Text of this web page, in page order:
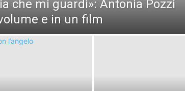
che mi guardi»: Antonia Pozzi
e in un film